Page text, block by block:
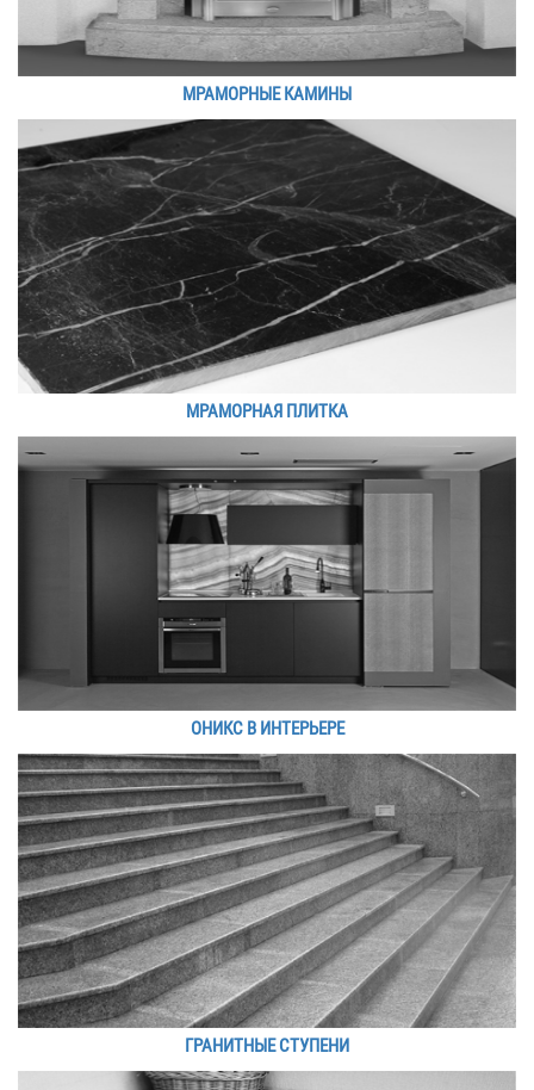
МРАМОРНЫЕ КАМИНЫ
МРАМОРНАЯ ПЛИТКА
ОНИКС В ИНТЕРЬЕРЕ
ГРАНИТНЫЕ СТУПЕНИ